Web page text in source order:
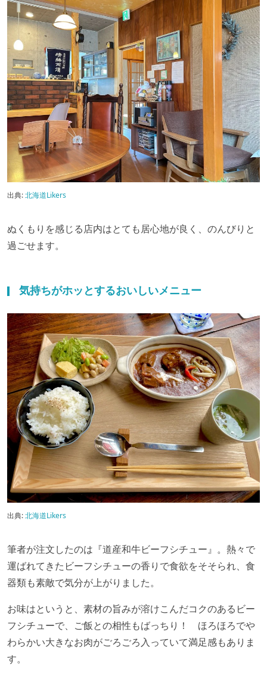
出典:北海道Likers
ぬくもりを感じる店内はとても居心地が良く、のんびりと
過ごせます。
気持ちがホッとするおいしいメニュー
出典:北海道Likers
筆者が注文したのは『道産和牛ビーフシチュー』。熱々で
運ばれてきたビーフシチューの香りで食欲をそそられ、食
器類も素敵で気分が上がりました。
お味はというと、素材の旨みが溶けこんだコクのあるビー
フシチューで、ご飯との相性もばっちり！ ほろほろでや
わらかい大きなお肉がごろごろ入っていて満足感もありま
す。